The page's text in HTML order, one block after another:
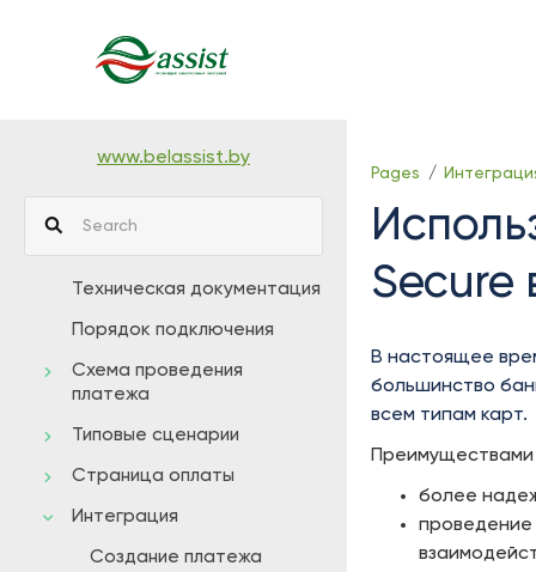
assistive.skiplink.to.header.menu
assistive.skiplink.to.quick.search
www.belassist.by
Техническая документация
Порядок подключения
Схема проведения
платежа
Типовые сценарии
Страница оплаты
Интеграция
Создание платежа
Pages
Secure
В настоящее
большинство
всем типам карт.
Преимуществами
более
проведение